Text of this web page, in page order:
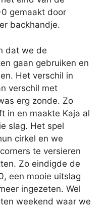
gemaakt door
backhandje.
dat we de
gaan gebruiken en
Het verschil in
verschil met
erg zonde. Zo
in en maakte Kaja al
slag. Het spel
cirkel en we
te versieren
Zo eindigde de
een mooie uitslag
ingezeten. Wel
weekend waar we